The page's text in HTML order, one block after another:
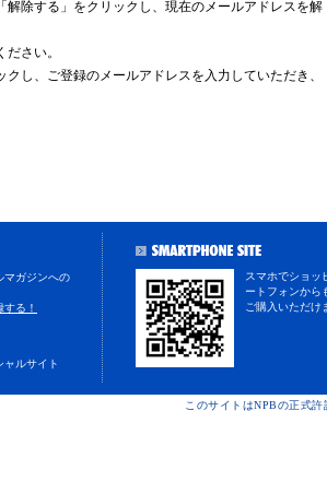
除する」をクリックし、現在のメールアドレスを解
さい。
し、ご登録のメールアドレスを入力していただき、
マガジンへの
る！
ャルサイト
スマホでショッ
ートフォンから
ご購入いただけ
このサイトはNPBの正式